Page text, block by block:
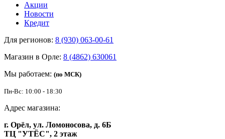
Акции
Новости
Кредит
Для регионов: 8 (930) 063-00-61
Магазин в Орле: 8 (4862) 630061
Мы работаем: (по МСК)
Пн-Вс: 10:00 - 18:30
Адрес магазина:
г. Орёл, ул. Ломоносова, д. 6Б
ТЦ "УТЁС", 2 этаж